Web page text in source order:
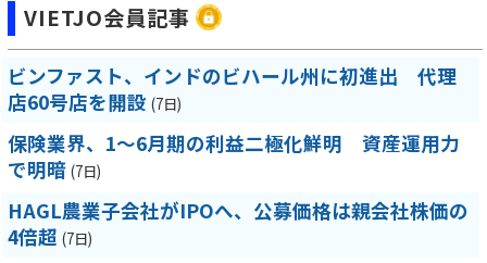
VIETJO会員記事
ビンファスト、インドのビハール州に初進出 代理
店60号店を開設 (7日)
保険業界、1～6月期の利益二極化鮮明 資産運用力
で明暗 (7日)
HAGL農業子会社がIPOへ、公募価格は親会社株価の
4倍超 (7日)